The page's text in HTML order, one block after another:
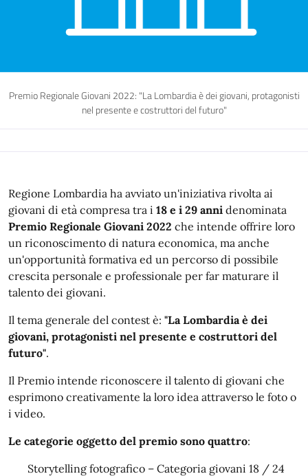
Premio Regionale Giovani 2022: "La Lombardia è dei giovani, protagonisti
nel presente e costruttori del futuro"
Regione Lombardia ha avviato un'iniziativa rivolta ai
giovani di età compresa tra i 18 e i 29 anni denominata
Premio Regionale Giovani 2022 che intende offrire loro
un riconoscimento di natura economica, ma anche
un'opportunità formativa ed un percorso di possibile
crescita personale e professionale per far maturare il
talento dei giovani.
Il tema generale del contest è: "La Lombardia è dei
giovani, protagonisti nel presente e costruttori del
futuro".
Il Premio intende riconoscere il talento di giovani che
esprimono creativamente la loro idea attraverso le foto o
i video.
Le categorie oggetto del premio sono quattro:
Storytelling fotografico – Categoria giovani 18 / 24